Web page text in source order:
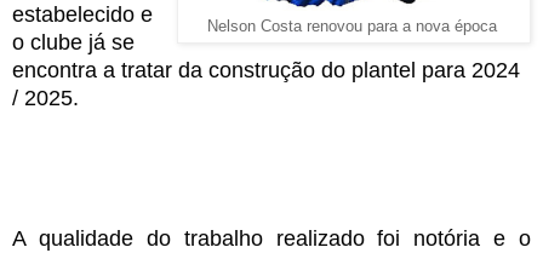
Nelson Costa renovou para a nova época
estabelecido e
o clube já se
encontra a tratar da construção do plantel para 2024
/ 2025.
A qualidade do trabalho realizado foi notória e o